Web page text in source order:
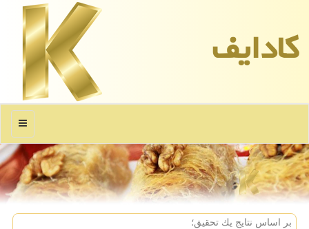
كادایف
منو
بر اساس نتایج یك تحقیق؛